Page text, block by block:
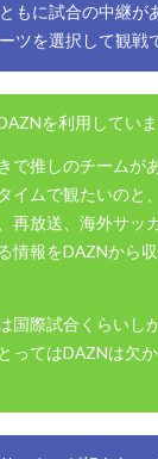
もに試合の中継が
ツを選択して観戦
を利用していま
で推しのチームが
イムで観たいのと
再放送、海外サッ
情報をDAZNから
国際試合くらいし
ってはDAZNは欠